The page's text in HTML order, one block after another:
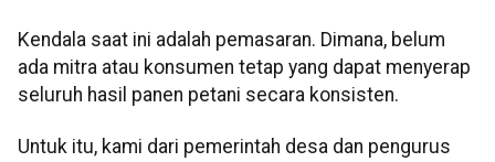
Kendala saat ini adalah pemasaran. Dimana, belum
ada mitra atau konsumen tetap yang dapat menyerap
seluruh hasil panen petani secara konsisten.
Untuk itu, kami dari pemerintah desa dan pengurus